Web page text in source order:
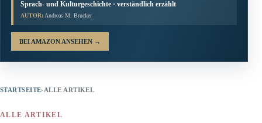
Sprach- und Kulturgeschichte · verständlich erzählt
AUTOR: Andreas M. Brucker
BEI AMAZON ANSEHEN →
STARTSEITE› ALLE ARTIKEL
ALLE ARTIKEL